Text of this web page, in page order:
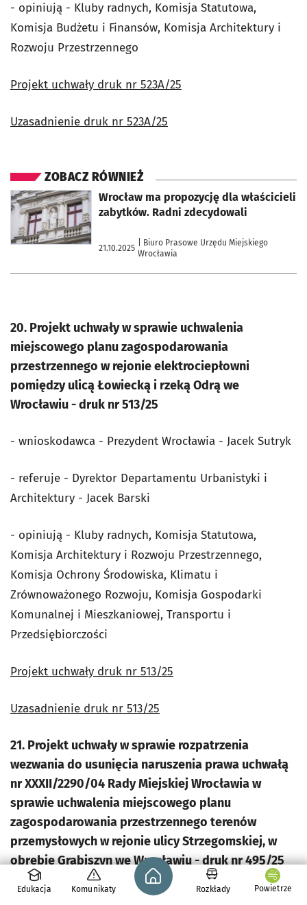
- opiniują - Kluby radnych, Komisja Statutowa,
Komisja Budżetu i Finansów, Komisja Architektury i
Rozwoju Przestrzennego
Projekt uchwały druk nr 523A/25
Uzasadnienie druk nr 523A/25
ZOBACZ RÓWNIEŻ
Wrocław ma propozycję dla właścicieli
zabytków. Radni zdecydowali
21.10.2025
| Biuro Prasowe Urzędu Miejskiego
Wrocławia
otworzy się w nowej karcie
20. Projekt uchwały w sprawie uchwalenia
miejscowego planu zagospodarowania
przestrzennego w rejonie elektrociepłowni
pomiędzy ulicą Łowiecką i rzeką Odrą we
Wrocławiu - druk nr 513/25
- wnioskodawca - Prezydent Wrocławia - Jacek Sutryk
- referuje - Dyrektor Departamentu Urbanistyki i
Architektury - Jacek Barski
- opiniują - Kluby radnych, Komisja Statutowa,
Komisja Architektury i Rozwoju Przestrzennego,
Komisja Ochrony Środowiska, Klimatu i
Zrównoważonego Rozwoju, Komisja Gospodarki
Komunalnej i Mieszkaniowej, Transportu i
Przedsiębiorczości
Projekt uchwały druk nr 513/25
Uzasadnienie druk nr 513/25
21. Projekt uchwały w sprawie rozpatrzenia
wezwania do usunięcia naruszenia prawa uchwałą
nr XXXII/2290/04 Rady Miejskiej Wrocławia w
sprawie uchwalenia miejscowego planu
zagospodarowania przestrzennego terenów
przemysłowych w rejonie ulicy Strzegomskiej, w
obrębie Grabiszyn we Wrocławiu - druk nr 495/25
- wnioskodawca - Przewodnicząca Rady Miejskiej
Edukacja Komunikaty
Strona główna - wroclaw.pl
Rozkłady Powietrze